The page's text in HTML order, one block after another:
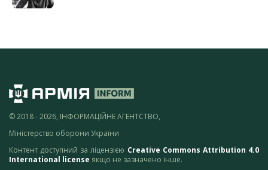
© 2018 - 2026, ІНФОРМАЦІЙНЕ АГЕНТСТВО,
Міністерство оборони України
Контент доступний за ліцензією Creative Commons Attribution 4.0
International license якщо не зазначено інше.